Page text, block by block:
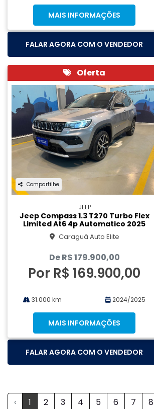
MAIS INFORMAÇÕES
FALAR AGORA COM O VENDEDOR
Oferta
Compartilhe
JEEP
Jeep Compass 1.3 T270 Turbo Flex
Limited At6 4p Automatico 2025
Caraguá Auto Elite
De R$ 179.900,00
Por R$ 169.900,00
31.000 km 2024/2025
MAIS INFORMAÇÕES
FALAR AGORA COM O VENDEDOR
‹ 1 2 3 4 5 6 7 8